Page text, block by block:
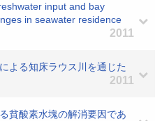
input and bay
in seawater residence
2011
よる知床ラウス川を通じた
2011
貧酸素水塊の解消要因であ